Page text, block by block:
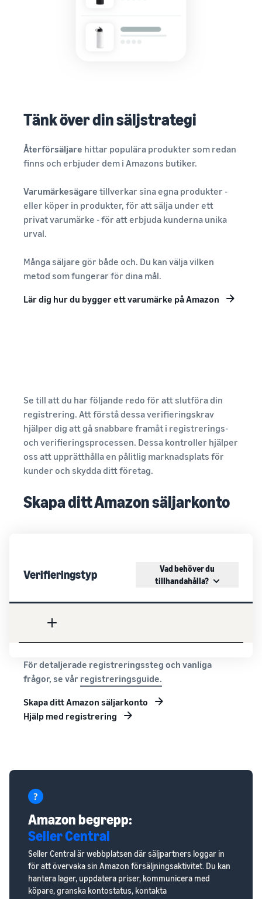
Tänk över din säljstrategi
Återförsäljare hittar populära produkter som redan
finns och erbjuder dem i Amazons butiker.
Varumärkesägare tillverkar sina egna produkter -
eller köper in produkter, för att sälja under ett
privat varumärke - för att erbjuda kunderna unika
urval.
Många säljare gör både och. Du kan välja vilken
metod som fungerar för dina mål.
Lär dig hur du bygger ett varumärke på Amazon
Skapa ditt Amazon säljarkonto
Se till att du har följande redo för att slutföra din
registrering. Att förstå dessa verifieringskrav
hjälper dig att gå snabbare framåt i registrerings-
och verifieringsprocessen. Dessa kontroller hjälper
oss att upprätthålla en pålitlig marknadsplats för
kunder och skydda ditt företag.
Verifieringstyp
Vad behöver du
tillhandahålla?
För detaljerade registreringssteg och vanliga
frågor, se vår registreringsguide.
Skapa ditt Amazon säljarkonto
Hjälp med registrering
Amazon begrepp:
Seller Central
Seller Central är webbplatsen där säljpartners loggar in
för att övervaka sin Amazon försäljningsaktivitet. Du kan
hantera lager, uppdatera priser, kommunicera med
köpare, granska kontostatus, kontakta